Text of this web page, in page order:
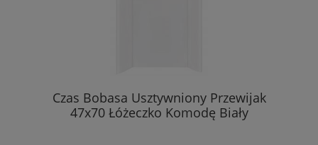
Czas Bobasa Usztywniony Przewijak
47x70 Łóżeczko Komodę Biały